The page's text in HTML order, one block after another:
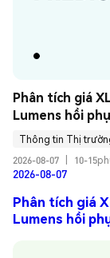
Phân tích giá
Lumens hồi
Thông tin Thị
2026-08-07
10-
2026-08-07
Phân tích giá
Lumens hồi